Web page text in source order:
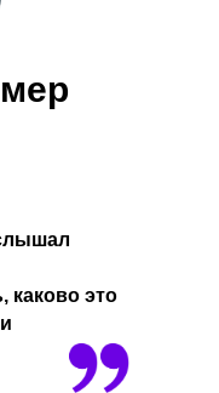
каково это